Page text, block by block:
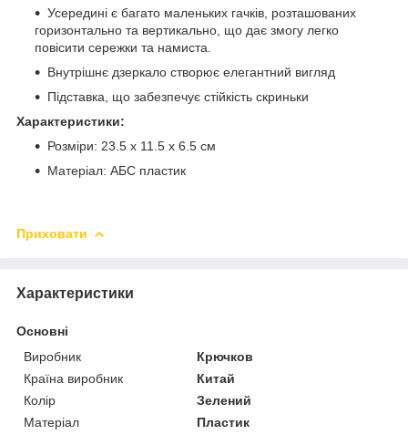
Усередині є багато маленьких гачків, розташованих
горизонтально та вертикально, що дає змогу легко
повісити сережки та намиста.
Внутрішнє дзеркало створює елегантний вигляд
Підставка, що забезпечує стійкість скриньки
Характеристики:
Розміри: 23.5 х 11.5 х 6.5 см
Матеріал: АБС пластик
Приховати
Характеристики
Основні
Виробник
Крючков
Країна виробник
Китай
Колір
Зелений
Матеріал
Пластик